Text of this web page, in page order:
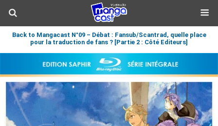
Back to Mangacast N°09 – Débat : Fansub/Scantrad, quelle place
pour la traduction de fans ? [Partie 2 : Côté Editeurs]